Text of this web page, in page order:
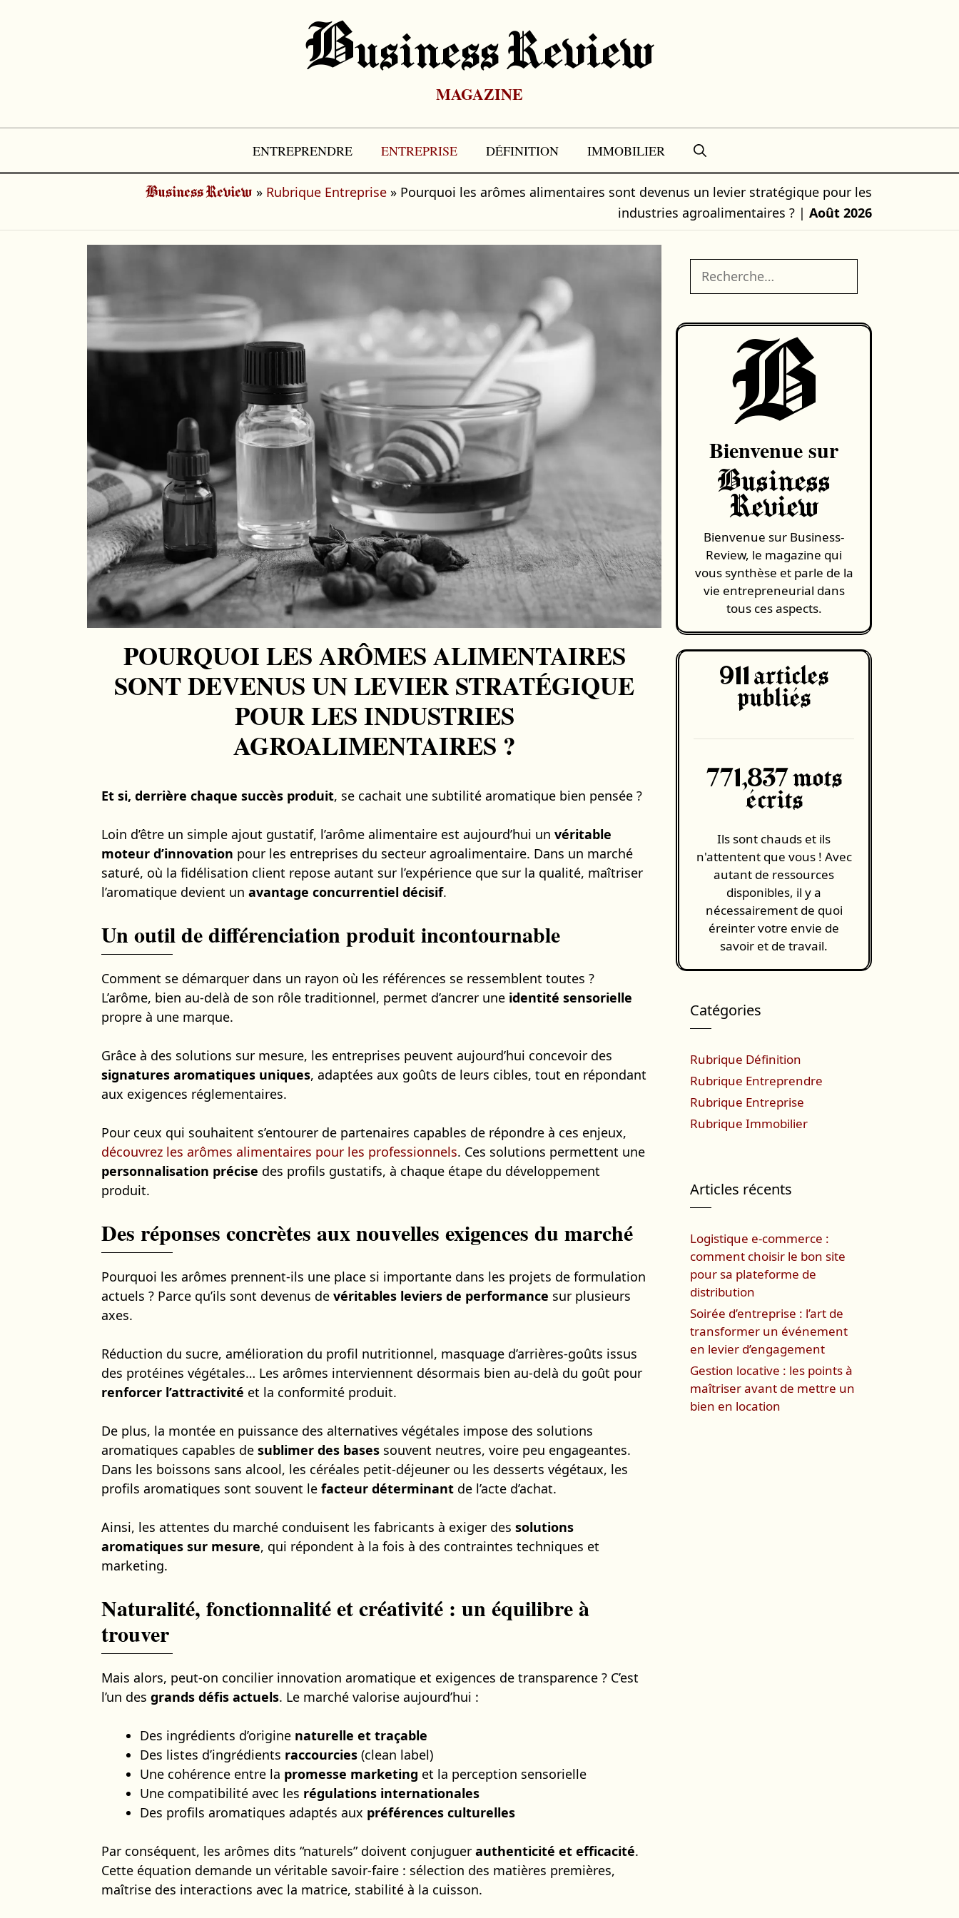
BUsiness Review
MAGAZINE
ENTREPRENDRE ENTREPRISE DÉFINITION IMMOBILIER
Business Review » Rubrique Entreprise » Pourquoi les arômes alimentaires sont devenus un levier stratégique pour les
industries agroalimentaires ? | Août 2026
POURQUOI LES ARÔMES ALIMENTAIRES
SONT DEVENUS UN LEVIER STRATÉGIQUE
POUR LES INDUSTRIES
AGROALIMENTAIRES ?
Et si, derrière chaque succès produit, se cachait une subtilité aromatique bien pensée ?
Loin d’être un simple ajout gustatif, l’arôme alimentaire est aujourd’hui un véritable
moteur d’innovation pour les entreprises du secteur agroalimentaire. Dans un marché
saturé, où la fidélisation client repose autant sur l’expérience que sur la qualité, maîtriser
l’aromatique devient un avantage concurrentiel décisif.
Un outil de différenciation produit incontournable
Comment se démarquer dans un rayon où les références se ressemblent toutes ?
L’arôme, bien au-delà de son rôle traditionnel, permet d’ancrer une identité sensorielle
propre à une marque.
Grâce à des solutions sur mesure, les entreprises peuvent aujourd’hui concevoir des
signatures aromatiques uniques, adaptées aux goûts de leurs cibles, tout en répondant
aux exigences réglementaires.
Pour ceux qui souhaitent s’entourer de partenaires capables de répondre à ces enjeux,
découvrez les arômes alimentaires pour les professionnels. Ces solutions permettent une
personnalisation précise des profils gustatifs, à chaque étape du développement
produit.
Des réponses concrètes aux nouvelles exigences du marché
Pourquoi les arômes prennent-ils une place si importante dans les projets de formulation
actuels ? Parce qu’ils sont devenus de véritables leviers de performance sur plusieurs
axes.
Réduction du sucre, amélioration du profil nutritionnel, masquage d’arrières-goûts issus
des protéines végétales… Les arômes interviennent désormais bien au-delà du goût pour
renforcer l’attractivité et la conformité produit.
De plus, la montée en puissance des alternatives végétales impose des solutions
aromatiques capables de sublimer des bases souvent neutres, voire peu engageantes.
Dans les boissons sans alcool, les céréales petit-déjeuner ou les desserts végétaux, les
profils aromatiques sont souvent le facteur déterminant de l’acte d’achat.
Ainsi, les attentes du marché conduisent les fabricants à exiger des solutions
aromatiques sur mesure, qui répondent à la fois à des contraintes techniques et
marketing.
Naturalité, fonctionnalité et créativité : un équilibre à
trouver
Mais alors, peut-on concilier innovation aromatique et exigences de transparence ? C’est
l’un des grands défis actuels. Le marché valorise aujourd’hui :
Des ingrédients d’origine naturelle et traçable
Des listes d’ingrédients raccourcies (clean label)
Une cohérence entre la promesse marketing et la perception sensorielle
Une compatibilité avec les régulations internationales
Des profils aromatiques adaptés aux préférences culturelles
Par conséquent, les arômes dits “naturels” doivent conjuguer authenticité et efficacité.
Cette équation demande un véritable savoir-faire : sélection des matières premières,
maîtrise des interactions avec la matrice, stabilité à la cuisson.
Rechercher :
B
Bienvenue sur
Business
Review
Bienvenue sur Business-
Review, le magazine qui
vous synthèse et parle de la
vie entrepreneurial dans
tous ces aspects.
911 articles
publiés
771,837 mots
écrits
Ils sont chauds et ils
n'attentent que vous ! Avec
autant de ressources
disponibles, il y a
nécessairement de quoi
éreinter votre envie de
savoir et de travail.
Catégories
Rubrique Définition
Rubrique Entreprendre
Rubrique Entreprise
Rubrique Immobilier
Articles récents
Logistique e-commerce :
comment choisir le bon site
pour sa plateforme de
distribution
Soirée d’entreprise : l’art de
transformer un événement
en levier d’engagement
Gestion locative : les points à
maîtriser avant de mettre un
bien en location